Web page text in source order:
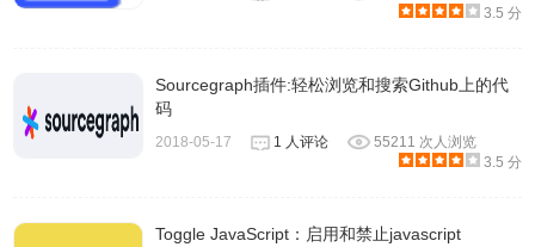
3.5 分
Sourcegraph插件:轻松浏览和搜索Github上的代
码
2018-05-17 1 人评论
55211 次人浏览
3.5 分
Toggle JavaScript：启用和禁止javascript